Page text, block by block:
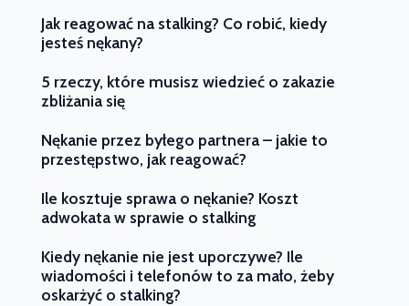
Jak reagować na stalking? Co robić, kiedy
jesteś nękany?
5 rzeczy, które musisz wiedzieć o zakazie
zbliżania się
Nękanie przez byłego partnera – jakie to
przestępstwo, jak reagować?
Ile kosztuje sprawa o nękanie? Koszt
adwokata w sprawie o stalking
Kiedy nękanie nie jest uporczywe? Ile
wiadomości i telefonów to za mało, żeby
oskarżyć o stalking?